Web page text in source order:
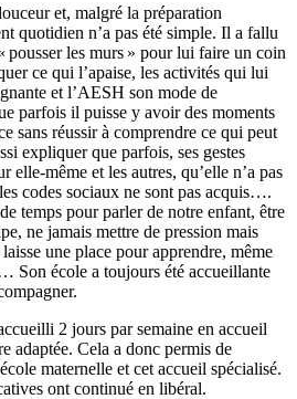
et, malgré la préparation
quotidien n’a pas été simple. Il a fallu
pousser les murs » pour lui faire un coin
ce qui l’apaise, les activités qui lui
et l’AESH son mode de
parfois il puisse y avoir des moments
sans réussir à comprendre ce qui peut
expliquer que parfois, ses gestes
elle-même et les autres, qu’elle n’a pas
codes sociaux ne sont pas acquis….
temps pour parler de notre enfant, être
ne jamais mettre de pression mais
une place pour apprendre, même
Son école a toujours été accueillante
2 jours par semaine en accueil
adaptée. Cela a donc permis de
maternelle et cet accueil spécialisé.
ont continué en libéral.